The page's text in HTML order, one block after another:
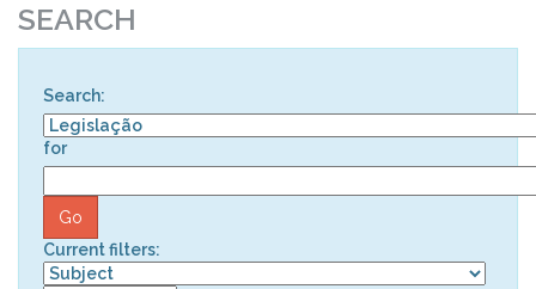
SEARCH
Search:
for
Current filters: